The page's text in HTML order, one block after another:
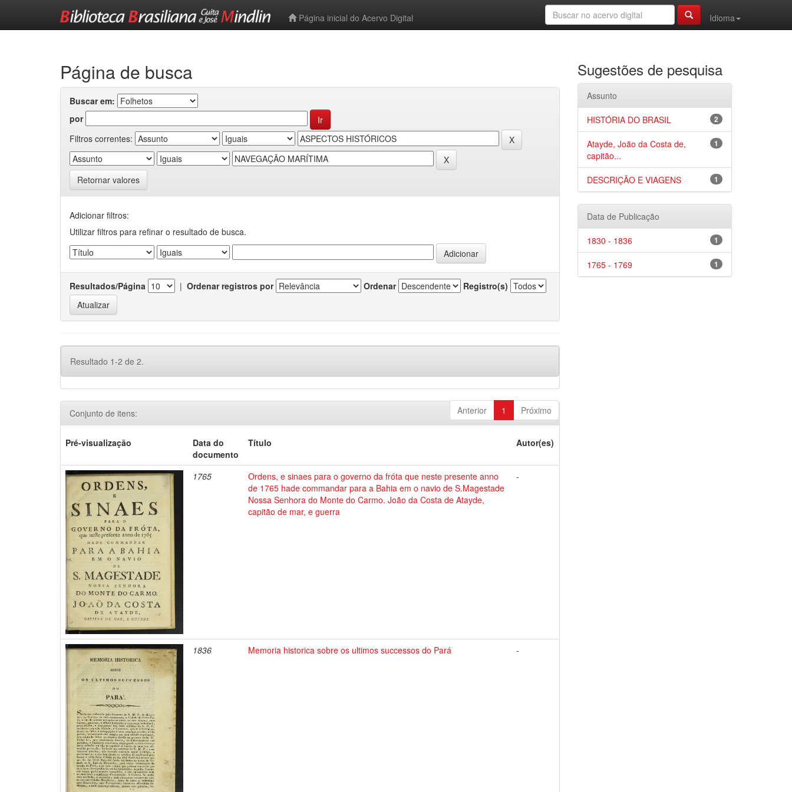
Página inicial do Acervo Digital
Idioma
Página de busca
Buscar em:
por
Filtros correntes:
Retornar valores
Adicionar filtros:
Utilizar filtros para refinar o resultado de busca.
Resultados/Página | Ordenar registros por Ordenar Registro(s)
Resultado 1-2 de 2.
Anterior 1 Próximo
Conjunto de itens:
Pré-visualização
Data do
documento
Título Autor(es)
1765
Ordens, e sinaes para o governo da fróta que neste presente anno
de 1765 hade commandar para a Bahia em o navio de S.Magestade
Nossa Senhora do Monte do Carmo. João da Costa de Atayde,
capitão de mar, e guerra
-
1836 Memoria historica sobre os ultimos successos do Pará -
Sugestões de pesquisa
Assunto
2
HISTÓRIA DO BRASIL
1
Atayde, João da Costa de,
capitão...
1
DESCRIÇÃO E VIAGENS
Data de Publicação
1
1830 - 1836
1
1765 - 1769